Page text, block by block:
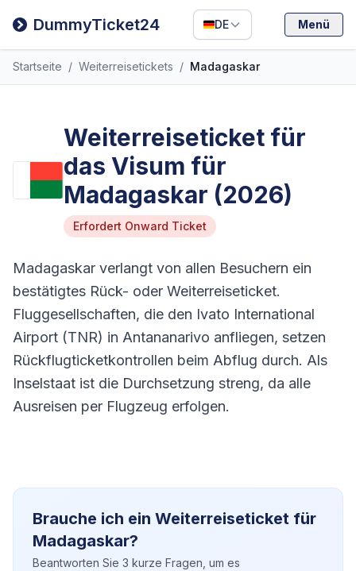
DummyTicket24 DE
Filipino
Deutsch
Español
Menü
Startseite / Weiterreisetickets / Madagaskar
Weiterreiseticket für
das Visum für
Madagaskar (2026)
Erfordert Onward Ticket
Madagaskar verlangt von allen Besuchern ein
bestätigtes Rück- oder Weiterreiseticket.
Fluggesellschaften, die den Ivato International
Airport (TNR) in Antananarivo anfliegen, setzen
Rückflugticketkontrollen beim Abflug durch. Als
Inselstaat ist die Durchsetzung streng, da alle
Ausreisen per Flugzeug erfolgen.
Brauche ich ein Weiterreiseticket für
Madagaskar?
Beantworten Sie 3 kurze Fragen, um es